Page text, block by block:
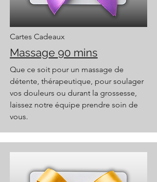
Cartes Cadeaux
Massage 90 mins
Que ce soit pour un massage de
détente, thérapeutique, pour soulager
vos douleurs ou durant la grossesse,
laissez notre équipe prendre soin de
vous.